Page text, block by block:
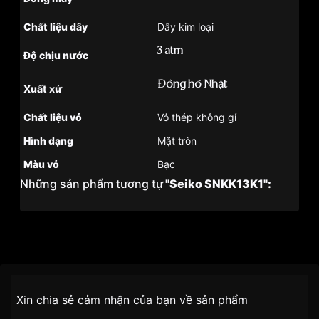
Chất liệu dây Dây kim loại
Độ chịu nước 3 atm
Xuất xứ Đồng hồ Nhật
Chất liệu vỏ
Vỏ thép không gỉ
Hình dạng
Mặt tròn
Màu vỏ
Bạc
Những sản phẩm tương tự"Seiko SNKK13K1":
tiện lợi –
Xin chia sẻ cảm nhận của bạn về sản phẩm